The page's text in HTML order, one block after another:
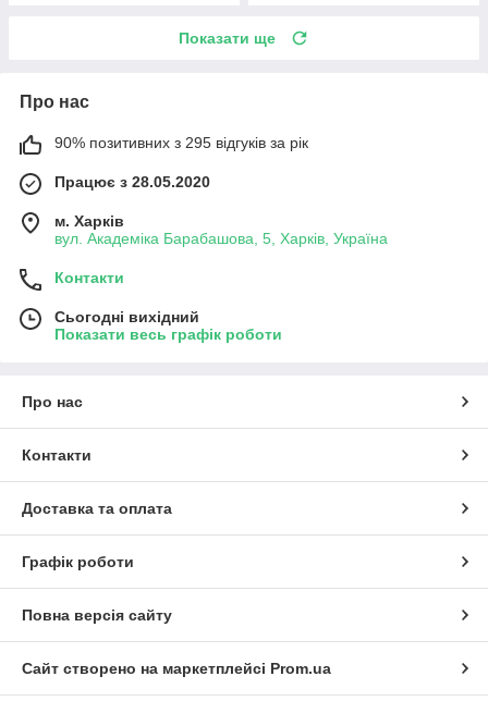
Показати ще
Про нас
90% позитивних з 295 відгуків за рік
Працює з 28.05.2020
м. Харків
вул. Академіка Барабашова, 5, Харків, Україна
Контакти
Сьогодні вихідний
Показати весь графік роботи
Про нас
Контакти
Доставка та оплата
Графік роботи
Повна версія сайту
Сайт створено на маркетплейсі Prom.ua